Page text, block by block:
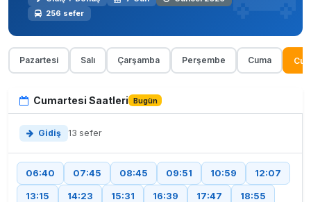
256 sefer
Pazartesi Salı Çarşamba Perşembe Cuma
Cumartesi Saatleri Bugün
Gidiş 13 sefer
06:40 07:45 08:45 09:51 10:59 12:07
13:15 14:23 15:31 16:39 17:47 18:55